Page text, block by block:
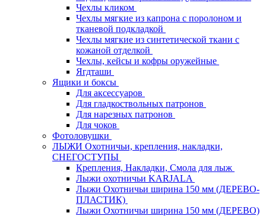
Чехлы кликом
Чехлы мягкие из капрона с поролоном и
тканевой подкладкой
Чехлы мягкие из синтетической ткани с
кожаной отделкой
Чехлы, кейсы и кофры оружейные
Ягдташи
Ящики и боксы
Для аксессуаров
Для гладкоствольных патронов
Для нарезных патронов
Для чоков
Фотоловушки
ЛЫЖИ Охотничьи, крепления, накладки,
СНЕГОСТУПЫ
Крепления, Накладки, Смола для лыж
Лыжи охотничьи KARJALA
Лыжи Охотничьи ширина 150 мм (ДЕРЕВО-
ПЛАСТИК)
Лыжи Охотничьи ширина 150 мм (ДЕРЕВО)